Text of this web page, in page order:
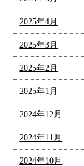
2025年4月
2025年3月
2025年2月
2025年1月
2024年12月
2024年11月
2024年10月